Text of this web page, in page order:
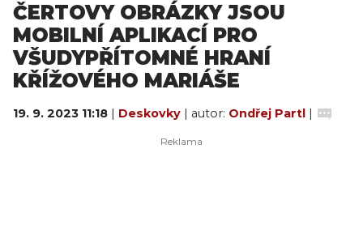
ČERTOVY OBRÁZKY JSOU
MOBILNÍ APLIKACÍ PRO
VŠUDYPŘÍTOMNÉ HRANÍ
KŘÍŽOVÉHO MARIÁŠE
19. 9. 2023 11:18 | Deskovky | autor: Ondřej Partl |